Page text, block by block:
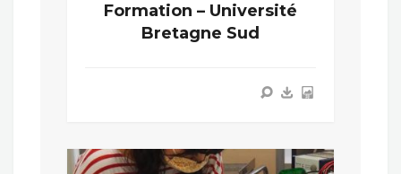
Formation – Université
Bretagne Sud